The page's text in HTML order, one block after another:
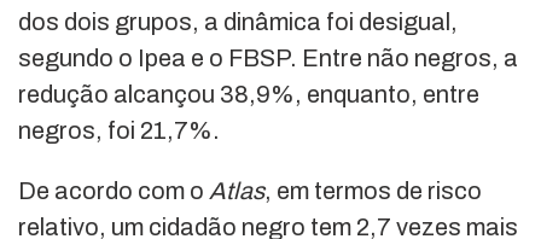
dos dois grupos, a dinâmica foi desigual,
segundo o Ipea e o FBSP. Entre não negros, a
redução alcançou 38,9%, enquanto, entre
negros, foi 21,7%.
De acordo com o Atlas, em termos de risco
relativo, um cidadão negro tem 2,7 vezes mais